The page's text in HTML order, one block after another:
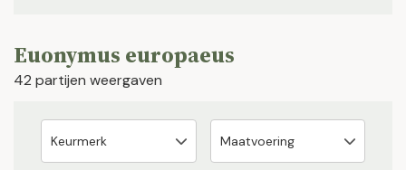
Euonymus europaeus
42 partijen weergaven